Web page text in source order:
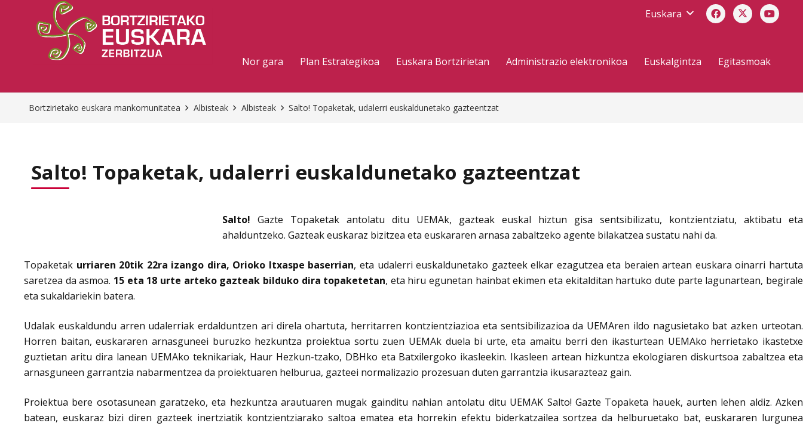
Euskara
Nor gara Plan Estrategikoa Euskara Bortzirietan Administrazio elektronikoa Euskalgintza Egitasmoak
Bortzirietako euskara mankomunitatea Albisteak Albisteak Salto! Topaketak, udalerri euskaldunetako gazteentzat
Salto! Topaketak, udalerri euskaldunetako gazteentzat
Salto! Gazte Topaketak antolatu ditu UEMAk, gazteak euskal hiztun gisa sentsibilizatu, kontzientziatu, aktibatu eta
ahalduntzeko. Gazteak euskaraz bizitzea eta euskararen arnasa zabaltzeko agente bilakatzea sustatu nahi da.
Topaketak urriaren 20tik 22ra izango dira, Orioko Itxaspe baserrian, eta udalerri euskaldunetako gazteek elkar ezagutzea eta beraien artean euskara oinarri hartuta
saretzea da asmoa. 15 eta 18 urte arteko gazteak bilduko dira topaketetan, eta hiru egunetan hainbat ekimen eta ekitalditan hartuko dute parte lagunartean, begirale
eta sukaldariekin batera.
Udalak euskaldundu arren udalerriak erdalduntzen ari direla ohartuta, herritarren kontzientziazioa eta sentsibilizazioa da UEMAren ildo nagusietako bat azken urteotan.
Horren baitan, euskararen arnasguneei buruzko hezkuntza proiektua sortu zuen UEMAk duela bi urte, eta amaitu berri den ikasturtean UEMAko herrietako ikastetxe
guztietan aritu dira lanean UEMAko teknikariak, Haur Hezkun-tzako, DBHko eta Batxilergoko ikasleekin. Ikasleen artean hizkuntza ekologiaren diskurtsoa zabaltzea eta
arnasguneen garrantzia nabarmentzea da proiektuaren helburua, gazteei normalizazio prozesuan duten garrantzia ikusarazteaz gain.
Proiektua bere osotasunean garatzeko, eta hezkuntza arautuaren mugak gainditu nahian antolatu ditu UEMAK Salto! Gazte Topaketa hauek, aurten lehen aldiz. Azken
batean, euskaraz bizi diren gazteek inertziatik kontzientziarako saltoa ematea eta horrekin efektu biderkatzailea sortzea da helburuetako bat, euskararen lurgunea